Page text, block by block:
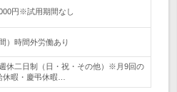
円※試用期間なし
）時間外労働あり
休二日制（日・祝・その他）※月9回の
暇・慶弔休暇…